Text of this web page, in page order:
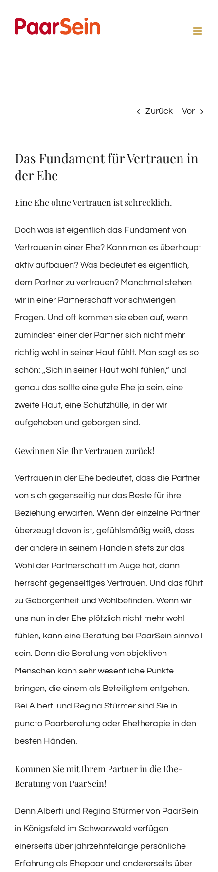
Inhalt
Zurück Vor
Das Fundament für Vertrauen in
der Ehe
Eine Ehe ohne Vertrauen ist schrecklich.
Doch was ist eigentlich das Fundament von
Vertrauen in einer Ehe? Kann man es überhaupt
aktiv aufbauen? Was bedeutet es eigentlich,
dem Partner zu vertrauen? Manchmal stehen
wir in einer Partnerschaft vor schwierigen
Fragen. Und oft kommen sie eben auf, wenn
zumindest einer der Partner sich nicht mehr
richtig wohl in seiner Haut fühlt. Man sagt es so
schön: „Sich in seiner Haut wohl fühlen,“ und
genau das sollte eine gute Ehe ja sein, eine
zweite Haut, eine Schutzhülle, in der wir
aufgehoben und geborgen sind.
Gewinnen Sie Ihr Vertrauen zurück!
Vertrauen in der Ehe bedeutet, dass die Partner
von sich gegenseitig nur das Beste für ihre
Beziehung erwarten. Wenn der einzelne Partner
überzeugt davon ist, gefühlsmäßig weiß, dass
der andere in seinem Handeln stets zur das
Wohl der Partnerschaft im Auge hat, dann
herrscht gegenseitiges Vertrauen. Und das führt
zu Geborgenheit und Wohlbefinden. Wenn wir
uns nun in der Ehe plötzlich nicht mehr wohl
fühlen, kann eine Beratung bei PaarSein sinnvoll
sein. Denn die Beratung von objektiven
Menschen kann sehr wesentliche Punkte
bringen, die einem als Beteiligtem entgehen.
Bei Alberti und Regina Stürmer sind Sie in
puncto Paarberatung oder Ehetherapie in den
besten Händen.
Kommen Sie mit Ihrem Partner in die Ehe-
Beratung von PaarSein!
Denn Alberti und Regina Stürmer von PaarSein
in Königsfeld im Schwarzwald verfügen
einerseits über jahrzehntelange persönliche
Erfahrung als Ehepaar und andererseits über